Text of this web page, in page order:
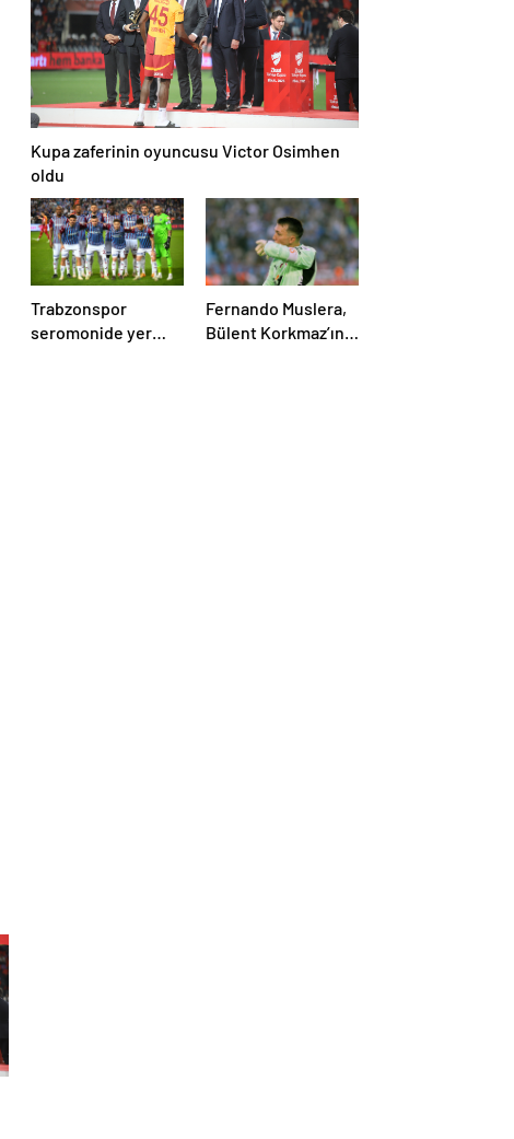
Kupa zaferinin oyuncusu Victor Osimhen
oldu
Trabzonspor
seromonide yer
Fernando Muslera,
Bülent Korkmaz’ın